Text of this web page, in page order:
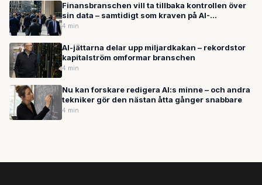
Finansbranschen vill ta tillbaka kontrollen över
sin data – samtidigt som kraven på AI-
automation ökar
4 min
AI-jättarna delar upp miljardkakan – rekordstor
kapitalström omformar branschen
4 min
Nu kan forskare redigera AI:s minne – och andra
tekniker gör den nästan åtta gånger snabbare
4 min